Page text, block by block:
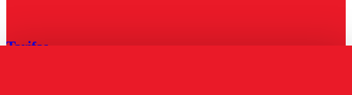
Tarifas